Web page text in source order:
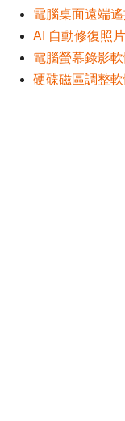
電腦桌面遠端
AI 自動修復照
電腦螢幕錄影
硬碟磁區調整軟